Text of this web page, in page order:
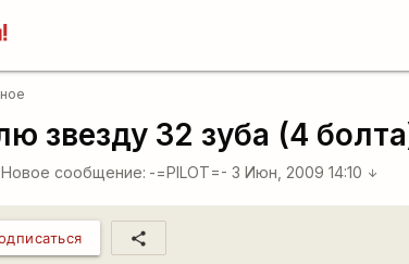
звезду 32 зуба (4
Новое сообщение: -=PILOT=- 3 Июн, 2009 14:10 arrow_downward
share